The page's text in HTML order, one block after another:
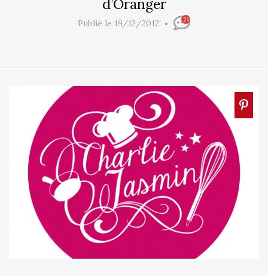
d’Oranger
Publié le 19/12/2012 21